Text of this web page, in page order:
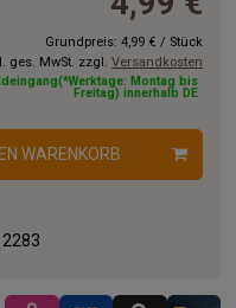
Grundpreis: 4,99 € / Stück
ges. MwSt. zzgl. Versandkosten
Montag bis
Freitag) innerhalb DE
WARENKORB